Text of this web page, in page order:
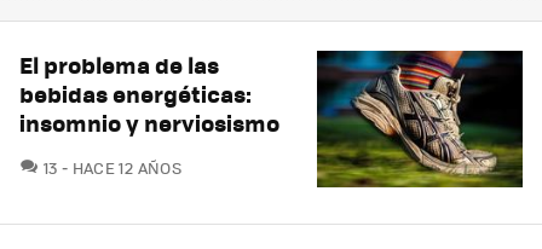
El problema de las
bebidas energéticas:
insomnio y nerviosismo
13 COMENTARIOS
HACE 12 AÑOS